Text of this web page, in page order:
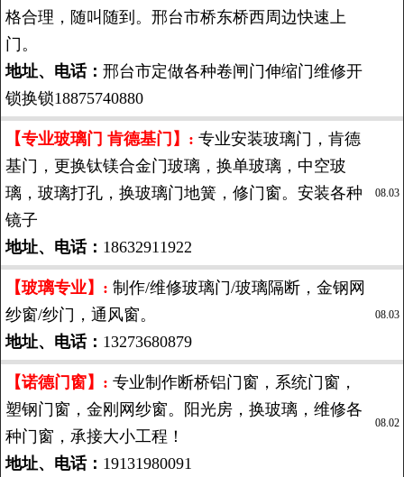
格合理，随叫随到。邢台市桥东桥西周边快速上
门。
地址、电话： 邢台市定做各种卷闸门伸缩门维修开
锁换锁18875740880
【专业玻璃门 肯德基门】: 专业安装玻璃门，肯德
基门，更换钛镁合金门玻璃，换单玻璃，中空玻
璃，玻璃打孔，换玻璃门地簧，修门窗。安装各种
镜子
地址、电话： 18632911922
08.03
【玻璃专业】: 制作/维修玻璃门/玻璃隔断，金钢网
纱窗/纱门，通风窗。
地址、电话： 13273680879
08.03
【诺德门窗】: 专业制作断桥铝门窗，系统门窗，
塑钢门窗，金刚网纱窗。阳光房，换玻璃，维修各
种门窗，承接大小工程！
地址、电话： 19131980091
08.02